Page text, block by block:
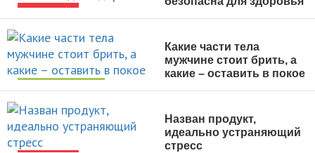
УХОД ЗА СОБОЙ
Какие части тела
мужчине стоит брить, а
какие – оставить в покое
Назван продукт,
идеально устраняющий
стресс